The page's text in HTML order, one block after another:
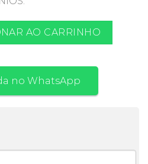
XL (1.5MM) 170G quantidade
AO CARRINHO
no WhatsApp